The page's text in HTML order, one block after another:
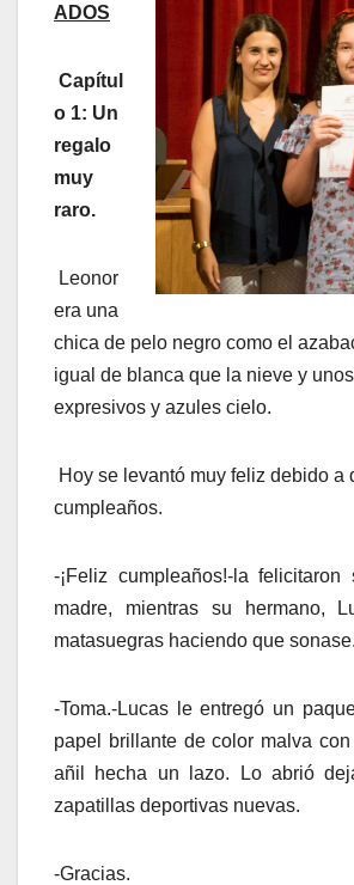
ADOS
Capítul
o 1: Un
regalo
muy
raro.
Leonor
era una
chica de pelo negro como el
igual de blanca que la nieve y
expresivos y azules cielo.
Hoy se levantó muy feliz debido a
cumpleaños.
-¡Feliz cumpleaños!-la
madre, mientras su hermano,
matasuegras haciendo que sonase.
-Toma.-Lucas le entregó un
papel brillante de color malva
añil hecha un lazo. Lo abrió
zapatillas deportivas nuevas.
-Gracias.